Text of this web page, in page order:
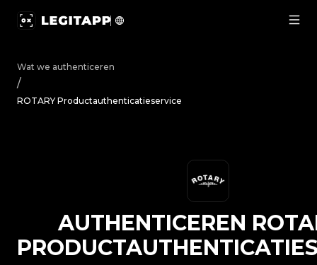
Wat we authenticeren
/
ROTARY Productauthenticatieservice
AUTHENTICEREN